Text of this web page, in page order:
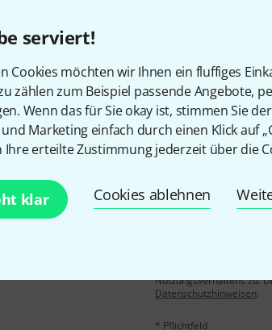
serviert!
Cookies möchten wir Ihnen ein fluffiges
zählen zum Beispiel passende Angebote,
Wenn das für Sie okay ist, stimmen Sie
Marketing einfach durch einen Klick auf
Ihre erteilte Zustimmung jederzeit über die
klar Cookies ablehnen
Gefällt Ihnen, was Sie
Teilen Hilfe &
mit etwas Glück
Mit Klick auf „Jetzt
Nutzungsverhaltens zu.
Datenschutzhinweisen.
* Pflichtfeld